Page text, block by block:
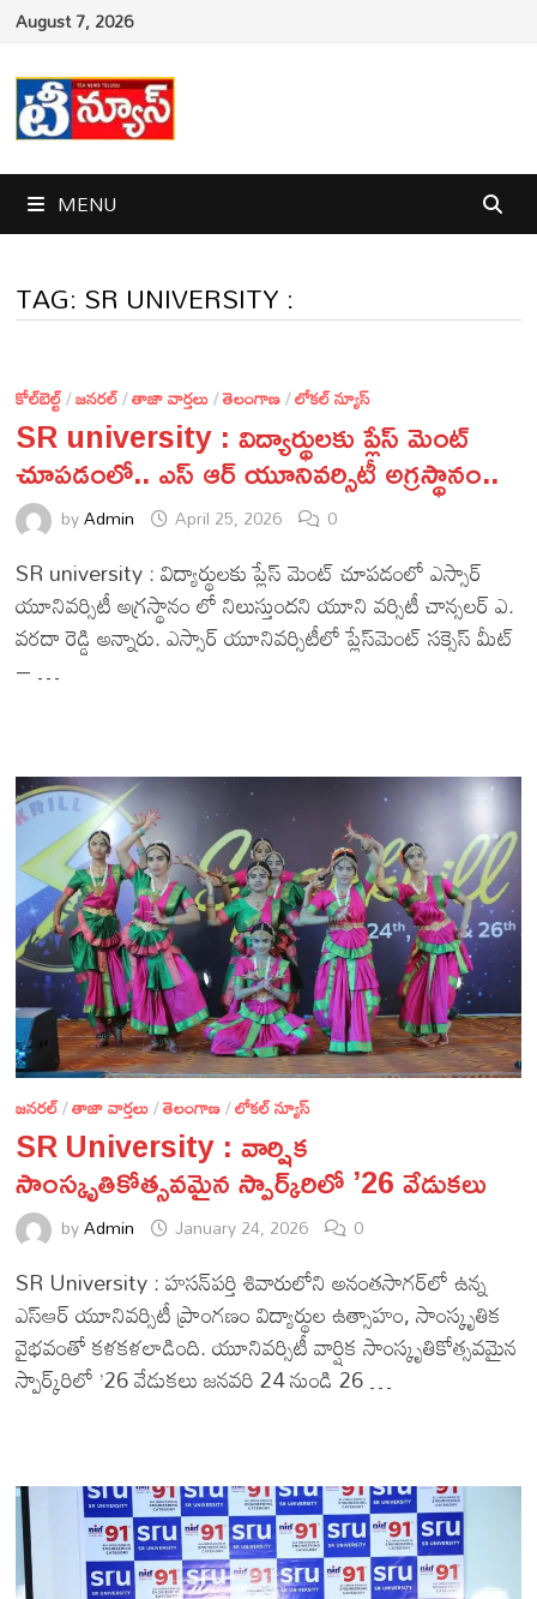
Skip
content
August 7, 2026
MENU
TAG:SR UNIVERSITY :
కోల్‌బెల్ట్/జనరల్/తాజా వార్తలు/తెలంగాణ/లోకల్ న్యూస్
SR university : విద్యార్థులకు ప్లేస్ మెంట్
చూపడంలో.. ఎస్ ఆర్ యూనివర్సిటీ అగ్రస్థానం..
byAdmin April 25, 2026 0
SR university : విద్యార్థులకు ప్లేస్ మెంట్ చూపడంలో ఎస్సార్
యూనివర్సిటీ అగ్రస్థానం లో నిలుస్తుందని యూని వర్సిటీ చాన్సలర్ ఎ.
వరదా రెడ్డి అన్నారు. ఎస్సార్ యూనివర్సిటీలో ప్లేస్‌మెంట్ సక్సెస్ మీట్
– …
జనరల్/తాజా వార్తలు/తెలంగాణ/లోకల్ న్యూస్
SR University : వార్షిక
సాంస్కృతికోత్సవమైన స్పార్క్‌రిలో ’26 వేడుకలు
byAdmin January 24, 2026 0
SR University : హసన్‌పర్తి శివారులోని అనంతసాగర్‌లో ఉన్న
ఎస్‌ఆర్ యూనివర్సిటీ ప్రాంగణం విద్యార్థుల ఉత్సాహం, సాంస్కృతిక
వైభవంతో కళకళలాడింది. యూనివర్సిటీ వార్షిక సాంస్కృతికోత్సవమైన
స్పార్క్‌రిలో ’26 వేడుకలు జనవరి 24 నుండి 26 …